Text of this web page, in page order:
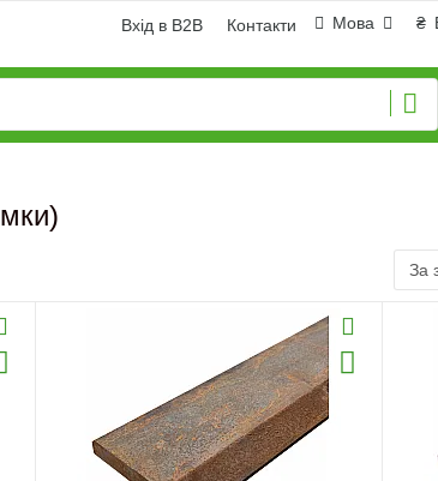
₴
Мова
Вхід в B2B Контакти